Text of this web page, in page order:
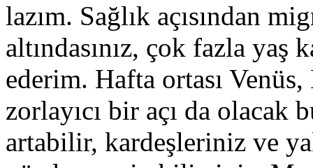
lazım. Sağlık açısından
altındasınız, çok fazla yaş
ederim. Hafta ortası
zorlayıcı bir açı da olacak
artabilir, kardeşleriniz ve